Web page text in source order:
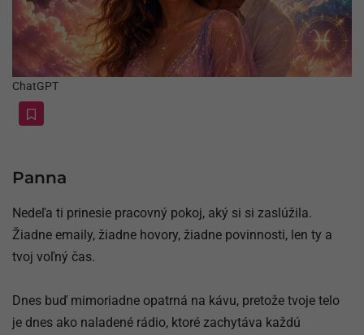
ChatGPT
Panna
Nedeľa ti prinesie pracovný pokoj, aký si si zaslúžila.
Žiadne emaily, žiadne hovory, žiadne povinnosti, len ty a
tvoj voľný čas.
Dnes buď mimoriadne opatrná na kávu, pretože tvoje telo
je dnes ako naladené rádio, ktoré zachytáva každú